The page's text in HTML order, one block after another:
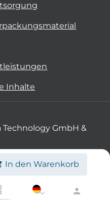
In den Warenkorb
Inhalte
GmbH &